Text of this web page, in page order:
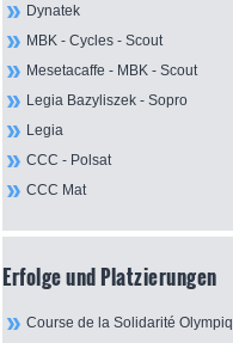
Dynatek
MBK - Cycles - Scout
Mesetacaffe - MBK - Scout
Legia Bazyliszek - Sopro
Legia
CCC - Polsat
CCC Mat
Erfolge und Platzierungen
Course de la Solidarité